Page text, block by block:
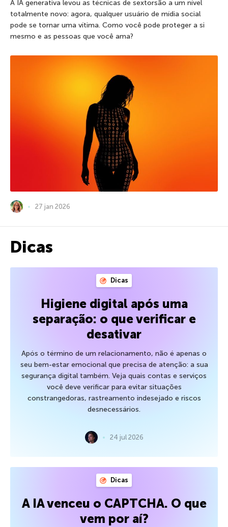
A IA generativa levou as técnicas de sextorsão a um nível
totalmente novo: agora, qualquer usuário de mídia social
pode se tornar uma vítima. Como você pode proteger a si
mesmo e as pessoas que você ama?
27 jan 2026
Dicas
Dicas
Higiene digital após uma
separação: o que verificar e
desativar
Após o término de um relacionamento, não é apenas o
seu bem-estar emocional que precisa de atenção: a sua
segurança digital também. Veja quais contas e serviços
você deve verificar para evitar situações
constrangedoras, rastreamento indesejado e riscos
desnecessários.
24 jul 2026
Dicas
A IA venceu o CAPTCHA. O que
vem por aí?